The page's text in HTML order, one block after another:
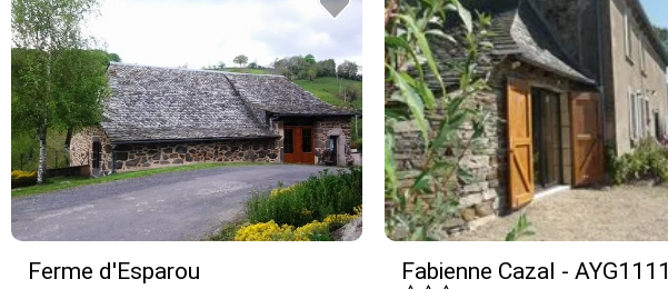
Ferme d'Esparou Fabienne Cazal - AYG1111